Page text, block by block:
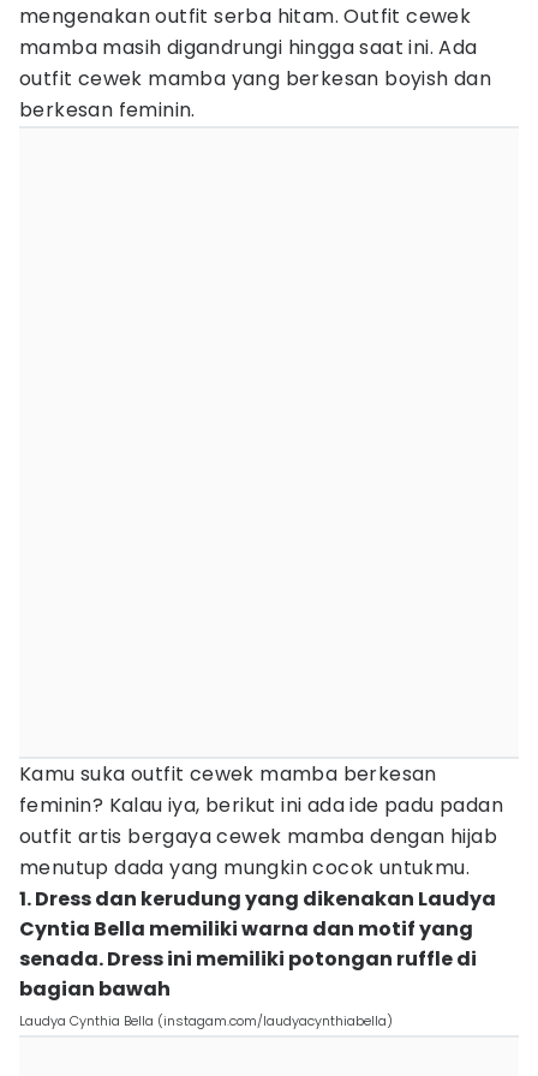
mengenakan outfit serba hitam. Outfit cewek
mamba masih digandrungi hingga saat ini. Ada
outfit cewek mamba yang berkesan boyish dan
berkesan feminin.
Kamu suka outfit cewek mamba berkesan
feminin? Kalau iya, berikut ini ada ide padu padan
outfit artis bergaya cewek mamba dengan hijab
menutup dada yang mungkin cocok untukmu.
1. Dress dan kerudung yang dikenakan Laudya
Cyntia Bella memiliki warna dan motif yang
senada. Dress ini memiliki potongan ruffle di
bagian bawah
Laudya Cynthia Bella (instagam.com/laudyacynthiabella)